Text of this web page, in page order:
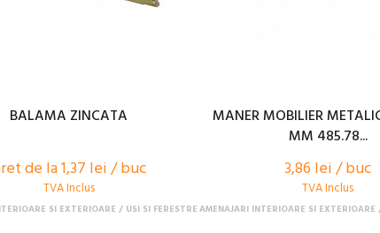
BALAMA ZINCATA
de la 1,37 lei / buc
TVA Inclus
SI EXTERIOARE USI SI FERESTRE
MANER MOBILIER
MM 485.78...
3,86 lei / buc
TVA Inclus
AMENAJARI INTERIOARE SI EXTERIOARE